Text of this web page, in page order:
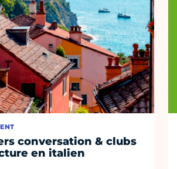
conversation & clubs
en italien